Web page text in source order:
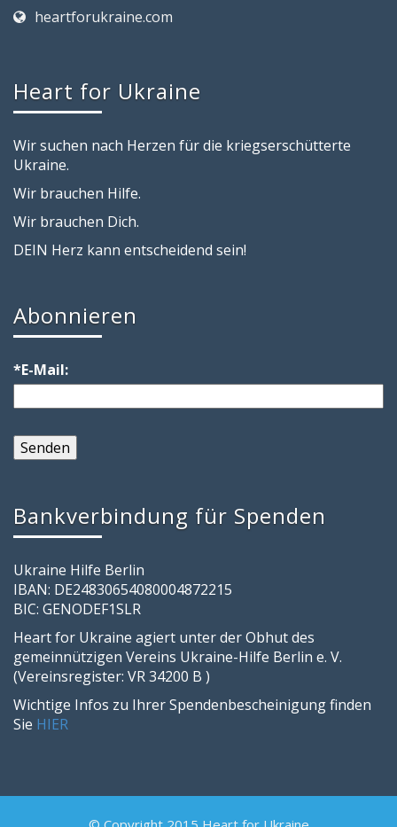
heartforukraine.com
Heart for Ukraine
Wir suchen nach Herzen für die kriegserschütterte
Ukraine.
Wir brauchen Hilfe.
Wir brauchen Dich.
DEIN Herz kann entscheidend sein!
Abonnieren
*E-Mail:
Bankverbindung für Spenden
Ukraine Hilfe Berlin
IBAN: DE24830654080004872215
BIC: GENODEF1SLR
Heart for Ukraine agiert unter der Obhut des
gemeinnützigen Vereins Ukraine-Hilfe Berlin e. V.
(Vereinsregister: VR 34200 B )
Wichtige Infos zu Ihrer Spendenbescheinigung finden
Sie HIER